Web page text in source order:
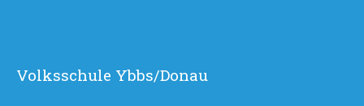
Volksschule Ybbs/Donau